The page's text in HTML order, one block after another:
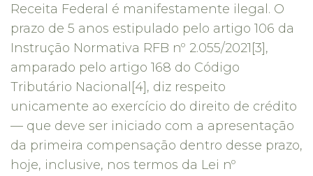
Receita Federal é manifestamente ilegal. O
prazo de 5 anos estipulado pelo artigo 106 da
Instrução Normativa RFB nº 2.055/2021[3],
amparado pelo artigo 168 do Código
Tributário Nacional[4], diz respeito
unicamente ao exercício do direito de crédito
— que deve ser iniciado com a apresentação
da primeira compensação dentro desse prazo,
hoje, inclusive, nos termos da Lei nº